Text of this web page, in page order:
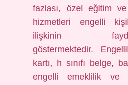
fazlası, özel eğitim
hizmetleri engelli
ilişkinin
göstermektedir.
kartı, h sınıfı belge,
engelli emeklilik ve